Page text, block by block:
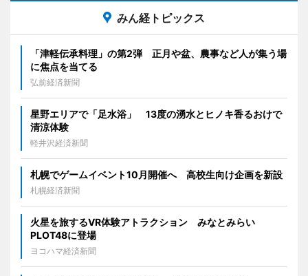
みん経トピックス
「津軽伝承料理」の第2弾 正月や盆、農事など人が集う場
に焦点を当てる
弘前経済新聞
星野エリアで「足水浴」 13度の湧水とヒノキ香るおけで
清涼体験
軽井沢経済新聞
札幌でゲームイベント10月開催へ 高校生向け企画を新設
札幌経済新聞
火星を旅するVR体験アトラクション みなとみらい
PLOT48に登場
ヨコハマ経済新聞